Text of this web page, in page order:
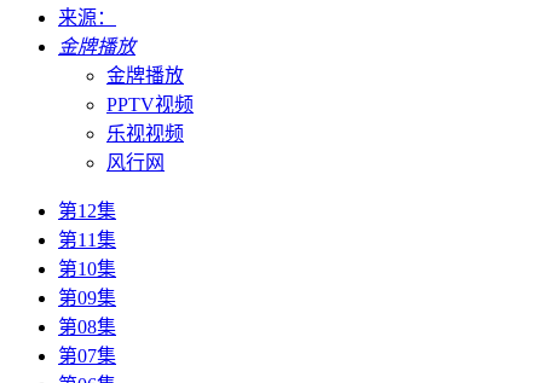
来源：
金牌播放
金牌播放
PPTV视频
乐视视频
风行网
第12集
第11集
第10集
第09集
第08集
第07集